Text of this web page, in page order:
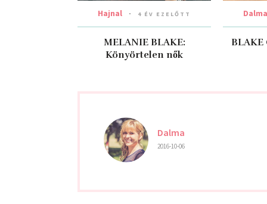
Hajnal 4 ÉV EZELŐTT
MELANIE BLAKE:
Könyörtelen nők
BLAKE
Dalma
2016-10-06